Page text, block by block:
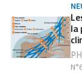
la